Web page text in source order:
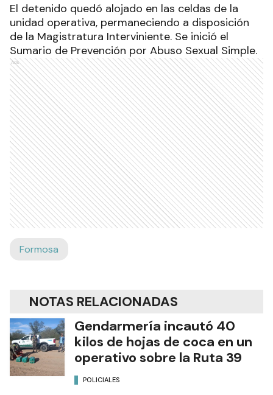
El detenido quedó alojado en las celdas de la
unidad operativa, permaneciendo a disposición
de la Magistratura Interviniente. Se inició el
Sumario de Prevención por Abuso Sexual Simple.
Ads
Formosa
NOTAS RELACIONADAS
Gendarmería incautó 40
kilos de hojas de coca en un
operativo sobre la Ruta 39
POLICIALES